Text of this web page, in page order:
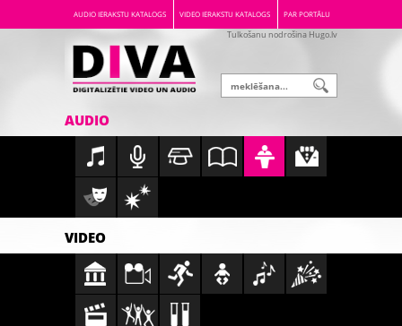
AUDIO IERAKSTU KATALOGS VIDEO IERAKSTU KATALOGS PAR PORTĀLU
Tulkošanu nodrošina Hugo.lv
AUDIO
VIDEO